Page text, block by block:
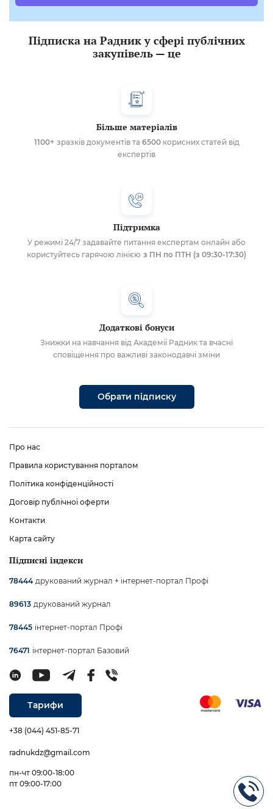
Підписка на Радник у сфері публічних
закупівель — це
Більше матеріалів
1100+ зразків документів та 6500корисних статей від
експертів
Підтримка
У режимі 24/7 задавайте питання експертам онлайн або
користуйтесь гарячою лінією з ПН по ПТН (з 09:30-17:30)
Додаткові бонуси
Знижки на навчання від Академії Радник та вчасні
сповіщення про важливі законодавчі зміни
Обрати підписку
Про нас
Правила користування порталом
Політика конфіденційності
Договір публічної оферти
Контакти
Карта сайту
Підписні індекси
78444 друкований журнал + інтернет-портал Профі
89613 друкований журнал
78445 інтернет-портал Профі
76471 інтернет-портал Базовий
Тарифи
+38 (044) 451-85-71
radnukdz@gmail.com
пн-чт 09:00-18:00
пт 09:00-17:00